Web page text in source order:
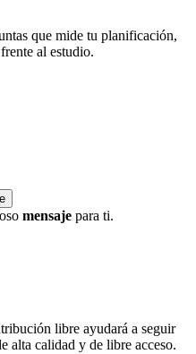
que mide tu planificación,
al estudio.
mensajepara ti.
libre ayudará a seguir
alta calidad y de libre acceso.